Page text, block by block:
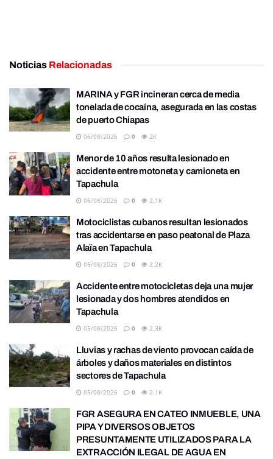
Noticias Relacionadas
MARINA y FGR incineran cerca de media
tonelada de cocaína, asegurada en las costas
de puerto Chiapas
06/08/2026 0 2K
Menor de 10 años resulta lesionado en
accidente entre motoneta y camioneta en
Tapachula
06/08/2026 0 2.1K
Motociclistas cubanos resultan lesionados
tras accidentarse en paso peatonal de Plaza
Alaïa en Tapachula
05/08/2026 0 2.2K
Accidente entre motocicletas deja una mujer
lesionada y dos hombres atendidos en
Tapachula
05/08/2026 0 2.3K
Lluvias y rachas de viento provocan caída de
árboles y daños materiales en distintos
sectores de Tapachula
05/08/2026 0 2.1K
FGR ASEGURA EN CATEO INMUEBLE, UNA
PIPA Y DIVERSOS OBJETOS
PRESUNTAMENTE UTILIZADOS PARA LA
EXTRACCIÓN ILEGAL DE AGUA EN